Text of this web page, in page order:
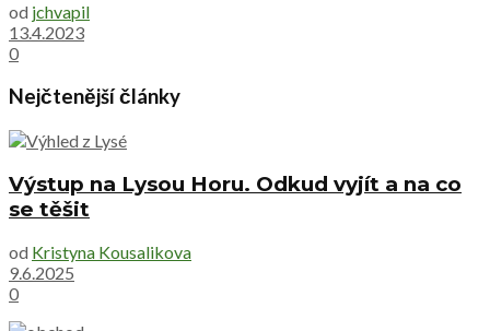
od jchvapil
13.4.2023
0
Nejčtenější články
Výstup na Lysou Horu. Odkud vyjít a na co
se těšit
od Kristyna Kousalikova
9.6.2025
0